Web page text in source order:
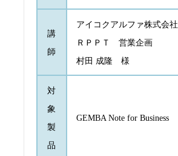
講
師
アイコクアルファ株式会社
ＲＰＰＴ 営業企画
村田 成隆 様
対
象
製
品
GEMBA Note for Business